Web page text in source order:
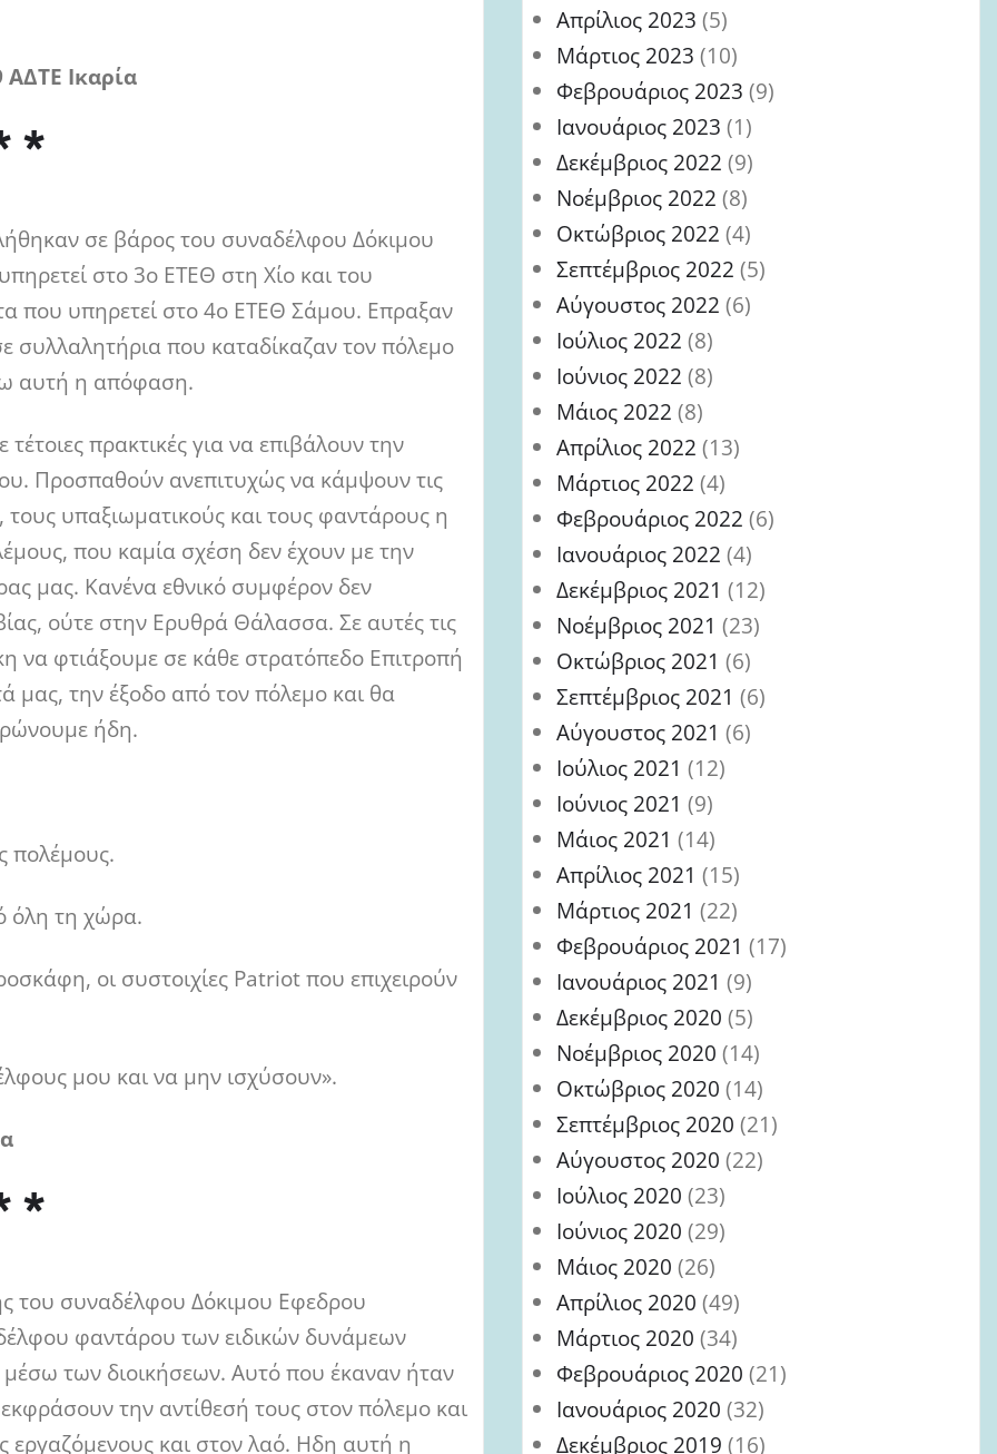
Ικαρία
*
σε βάρος του συναδέλφου Δόκιμου
στο 3ο ΕΤΕΘ στη Χίο και του
που υπηρετεί στο 4ο ΕΤΕΘ Σάμου. Επραξαν
συλλαλητήρια που καταδίκαζαν τον πόλεμο
αυτή η απόφαση.
πρακτικές για να επιβάλουν την
Προσπαθούν ανεπιτυχώς να κάμψουν τις
τους υπαξιωματικούς και τους φαντάρους η
που καμία σχέση δεν έχουν με την
μας. Κανένα εθνικό συμφέρον δεν
ούτε στην Ερυθρά Θάλασσα. Σε αυτές τις
να φτιάξουμε σε κάθε στρατόπεδο Επιτροπή
μας, την έξοδο από τον πόλεμο και θα
ήδη.
πολέμους.
όλη τη χώρα.
οι συστοιχίες Patriot που επιχειρούν
μου και να μην ισχύσουν».
*
του συναδέλφου Δόκιμου Εφεδρου
φαντάρου των ειδικών δυνάμεων
των διοικήσεων. Αυτό που έκαναν ήταν
την αντίθεσή τους στον πόλεμο και
εργαζόμενους και στον λαό. Ηδη αυτή η
Απρίλιος 2023 (5)
Μάρτιος 2023 (10)
Φεβρουάριος 2023 (9)
Ιανουάριος 2023 (1)
Δεκέμβριος 2022 (9)
Νοέμβριος 2022 (8)
Οκτώβριος 2022 (4)
Σεπτέμβριος 2022 (5)
Αύγουστος 2022 (6)
Ιούλιος 2022 (8)
Ιούνιος 2022 (8)
Μάιος 2022 (8)
Απρίλιος 2022 (13)
Μάρτιος 2022 (4)
Φεβρουάριος 2022 (6)
Ιανουάριος 2022 (4)
Δεκέμβριος 2021 (12)
Νοέμβριος 2021 (23)
Οκτώβριος 2021 (6)
Σεπτέμβριος 2021 (6)
Αύγουστος 2021 (6)
Ιούλιος 2021 (12)
Ιούνιος 2021 (9)
Μάιος 2021 (14)
Απρίλιος 2021 (15)
Μάρτιος 2021 (22)
Φεβρουάριος 2021 (17)
Ιανουάριος 2021 (9)
Δεκέμβριος 2020 (5)
Νοέμβριος 2020 (14)
Οκτώβριος 2020 (14)
Σεπτέμβριος 2020 (21)
Αύγουστος 2020 (22)
Ιούλιος 2020 (23)
Ιούνιος 2020 (29)
Μάιος 2020 (26)
Απρίλιος 2020 (49)
Μάρτιος 2020 (34)
Φεβρουάριος 2020 (21)
Ιανουάριος 2020 (32)
Δεκέμβριος 2019 (16)